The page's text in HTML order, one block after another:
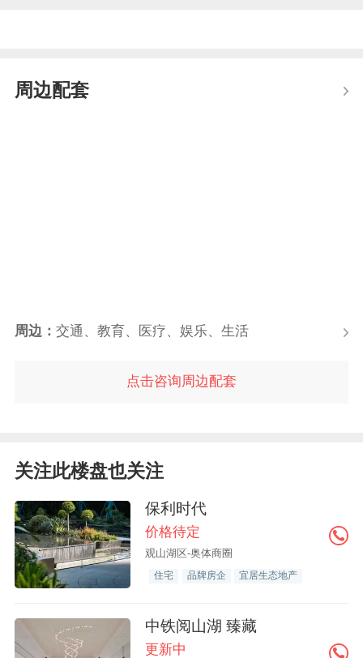
周边配套
周边： 交通、教育、医疗、娱乐、生活
点击咨询周边配套
关注此楼盘也关注
保利时代
价格待定
观山湖区-奥体商圈
住宅 品牌房企 宜居生态地产
中铁阅山湖 臻藏
更新中